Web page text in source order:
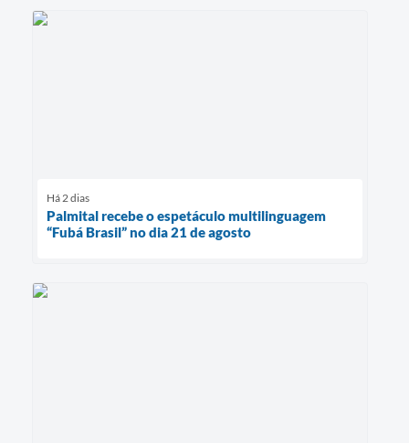
Há 2 dias
Palmital recebe o espetáculo multilinguagem
“Fubá Brasil” no dia 21 de agosto